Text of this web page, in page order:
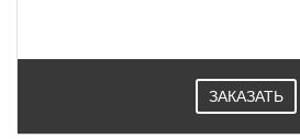
ЗАКАЗАТЬ